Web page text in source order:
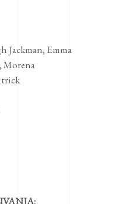
Jackman, Emma
,Morena